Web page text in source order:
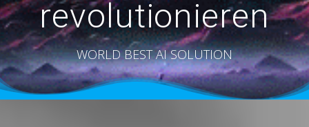
revolutionieren
WORLD BEST AI SOLUTION